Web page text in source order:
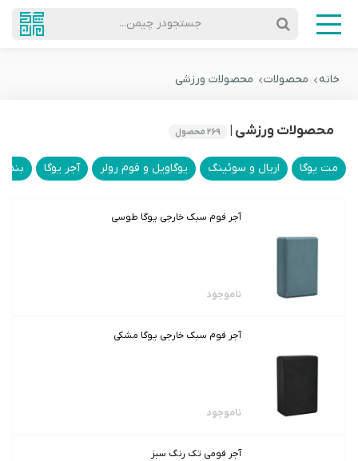
جستجودر چیمن...
خانه محصولات محصولات ورزشی
محصولات ورزشی | ۲۶۹ محصول
مت یوگا اریال و سوئینگ یوگاویل و فوم رولر آجر یوگا بند
آجر فوم سبک خارجی یوگا طوسی
ناموجود
آجر فوم سبک خارجی یوگا مشکی
ناموجود
آجر فومی تک رنگ سبز